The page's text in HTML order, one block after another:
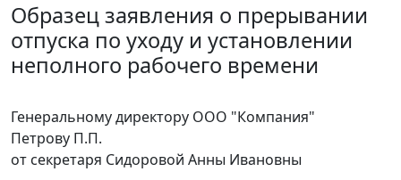
Образец заявления о прерывании
отпуска по уходу и установлении
неполного рабочего времени
Генеральному директору ООО "Компания"
Петрову П.П.
от секретаря Сидоровой Анны Ивановны